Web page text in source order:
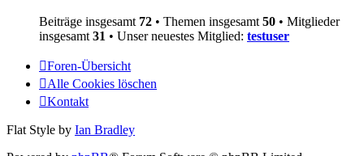
Beiträge insgesamt 72 • Themen insgesamt 50 • Mitglieder
insgesamt 31 • Unser neuestes Mitglied: testuser
Foren-Übersicht
Alle Cookies löschen
Kontakt
Flat Style by Ian Bradley